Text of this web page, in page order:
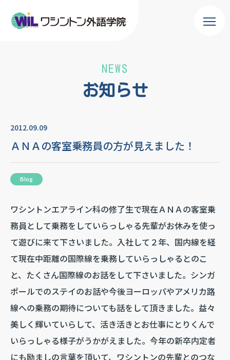
お知らせ
NEWS
2012.09.09
ＡＮＡの客室乗務員の方が見えました！
Blog
ワシントンエアライン科の修了生で現在ＡＮＡの客室乗
務員として乗務をしていらっしゃる先輩がお休みを使っ
て遊びに来て下さいました。入社して２年、国内線を経
て現在中距離の国際線を乗務していらっしゃるとのこ
と、たくさん国際線のお話をして下さいました。シンガ
ポールでのステイのお話や今後ヨーロッパやアメリカ路
線への乗務の期待についても話をして頂きました。益々
美しく輝いていらして、活き活きとお仕事にとりくんで
いらっしゃる様子がうかがえました。今年の新卒内定者
にも励ましの言葉を頂いて、ワシントンの先輩とのつな